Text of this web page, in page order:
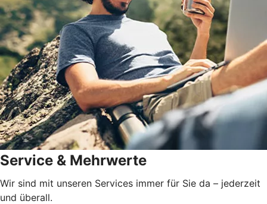
Service & Mehrwerte
Wir sind mit unseren Services immer für Sie da – jederzeit
und überall.